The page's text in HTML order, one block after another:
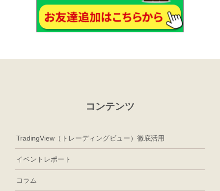
コンテンツ
TradingView（トレーディングビュー）徹底活用
イベントレポート
コラム